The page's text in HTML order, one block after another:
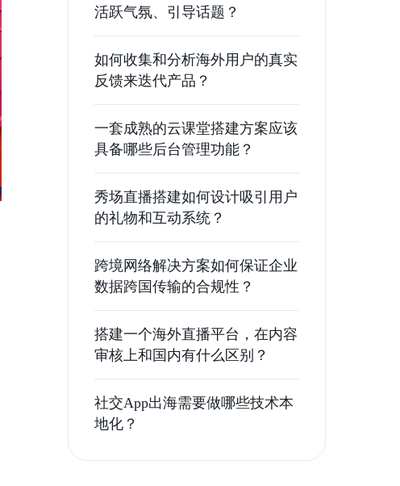
活跃气氛、引导话题？
如何收集和分析海外用户的真实
反馈来迭代产品？
一套成熟的云课堂搭建方案应该
具备哪些后台管理功能？
秀场直播搭建如何设计吸引用户
的礼物和互动系统？
跨境网络解决方案如何保证企业
数据跨国传输的合规性？
搭建一个海外直播平台，在内容
审核上和国内有什么区别？
社交App出海需要做哪些技术本
地化？